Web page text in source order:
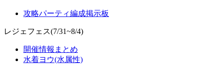
攻略パーティ編成掲示板
レジェフェス(7/31~8/4)
開催情報まとめ
水着ヨウ(水属性)